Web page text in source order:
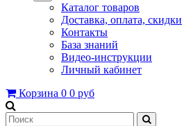
Каталог товаров
Доставка, оплата, скидки
Контакты
База знаний
Видео-инструкции
Личный кабинет
Корзина 0 0 руб